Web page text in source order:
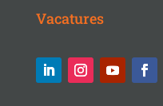
Vacatures